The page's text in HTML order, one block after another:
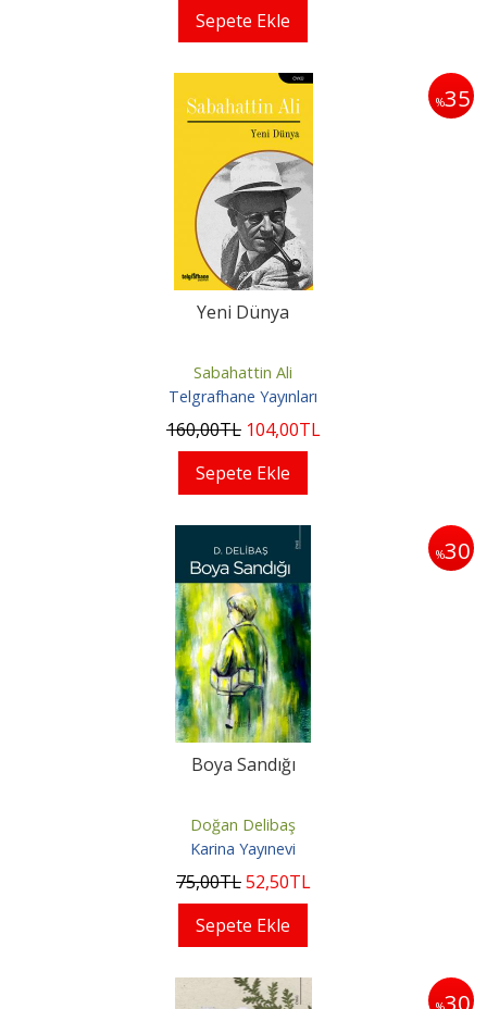
Sepete Ekle
%35
Yeni Dünya
Sabahattin Ali
Telgrafhane Yayınları
160,00TL 104,00TL
Sepete Ekle
%30
Boya Sandığı
Doğan Delibaş
Karina Yayınevi
75,00TL52,50TL
Sepete Ekle
30